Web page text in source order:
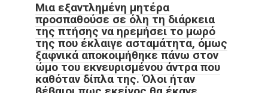
Μια εξαντλημένη μητέρα
προσπαθούσε σε όλη τη διάρκεια
της πτήσης να ηρεμήσει το μωρό
της που έκλαιγε ασταμάτητα, όμως
ξαφνικά αποκοιμήθηκε πάνω στον
ώμο του εκνευρισμένου άντρα που
καθόταν δίπλα της. Όλοι ήταν